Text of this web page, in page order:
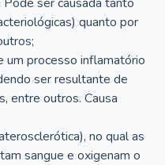
quanto por
um processo inflamatório
ser resultante de
entre outros. Causa
no qual as
sangue e oxigenam o